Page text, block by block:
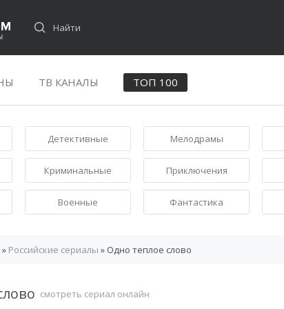
ТВ КАНАЛЫ ТОП 100
Детективные Мелодрамы
Криминальные Приключения
Военные Фантастика
» Российские сериалы » Одно теплое слово
смотреть сериал онлайн